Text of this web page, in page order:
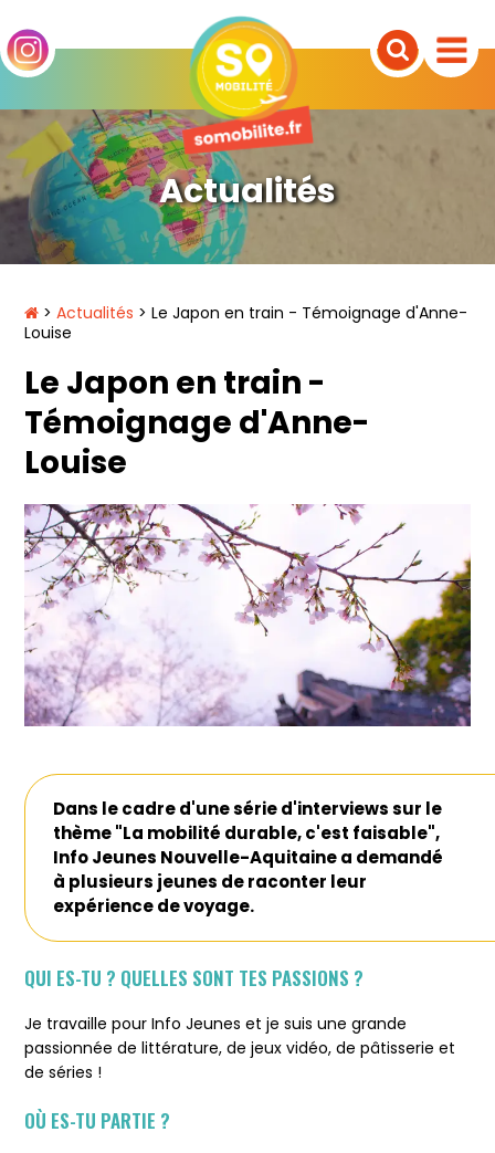
Actualités
>Actualités > Le Japon en train - Témoignage d'Anne-
Louise
Le Japon en train -
Témoignage d'Anne-
Louise
Dans le cadre d'une série d'interviews sur le
thème "La mobilité durable, c'est faisable",
Info Jeunes Nouvelle-Aquitaine a demandé
à plusieurs jeunes de raconter leur
expérience de voyage.
QUI ES-TU ? QUELLES SONT TES PASSIONS ?
Je travaille pour Info Jeunes et je suis une grande
passionnée de littérature, de jeux vidéo, de pâtisserie et
de séries !
OÙ ES-TU PARTIE ?